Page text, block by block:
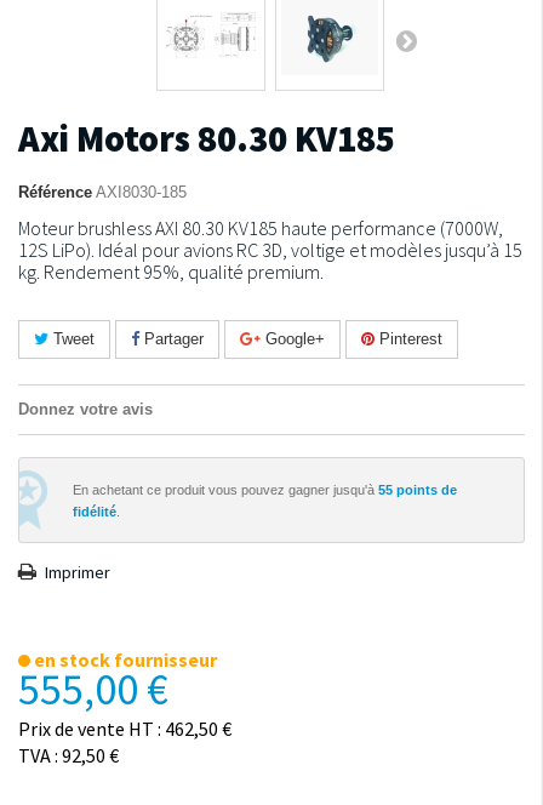
Axi Motors 80.30 KV185
Référence AXI8030-185
Moteur brushless AXI 80.30 KV185 haute performance (7000W,
12S LiPo). Idéal pour avions RC 3D, voltige et modèles jusqu’à 15
kg. Rendement 95%, qualité premium.
Tweet Partager Google+ Pinterest
Donnez votre avis
En achetant ce produit vous pouvez gagner jusqu'à 55 points de
fidélité
Imprimer
en stock fournisseur
555,00 €
Prix de vente HT : 462,50 €
TVA : 92,50 €